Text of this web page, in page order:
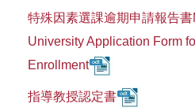
特殊因素選課逾期申請報告書
University Application Form
Enrollment
指導教授認定書